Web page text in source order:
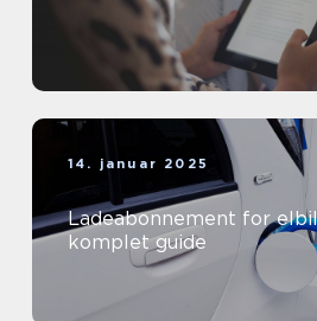
14. januar 2025
Ladeabonnement for
komplet guide